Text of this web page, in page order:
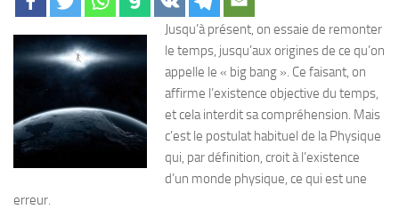
Jusqu’à présent, on essaie de remonter
le temps, jusqu’aux origines de ce qu’on
appelle le « big bang ». Ce faisant, on
affirme l’existence objective du temps,
et cela interdit sa compréhension. Mais
c’est le postulat habituel de la Physique
qui, par définition, croit à l’existence
d’un monde physique, ce qui est une
erreur.